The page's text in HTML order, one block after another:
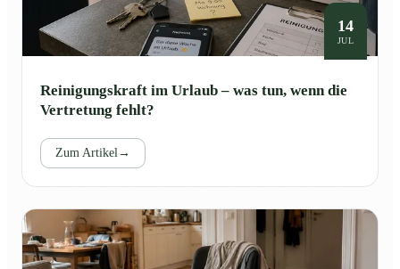
14
JUL
Reinigungskraft im Urlaub – was tun, wenn die
Vertretung fehlt?
Zum Artikel→